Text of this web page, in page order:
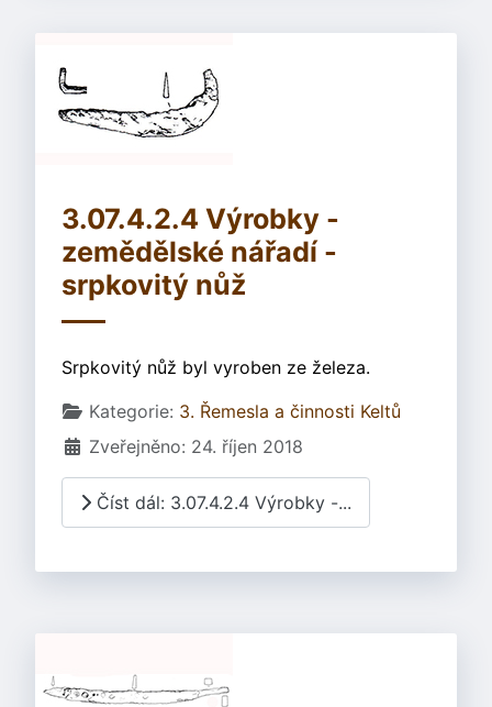
3.07.4.2.4 Výrobky -
zemědělské nářadí -
srpkovitý nůž
Srpkovitý nůž byl vyroben ze železa.
Základní údaje
Kategorie: 3. Řemesla a činnosti Keltů
Zveřejněno: 24. říjen 2018
Číst dál: 3.07.4.2.4 Výrobky -...